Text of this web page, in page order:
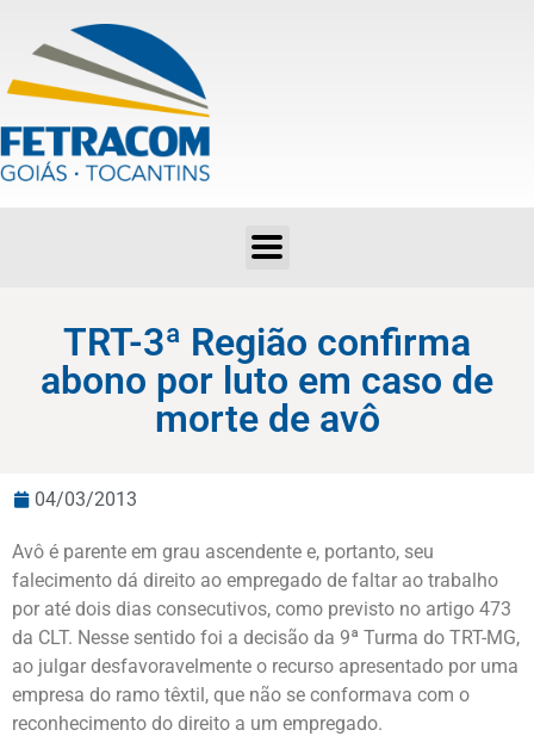
TRT-3ª Região confirma
abono por luto em caso de
morte de avô
04/03/2013
Avô é parente em grau ascendente e, portanto, seu
falecimento dá direito ao empregado de faltar ao trabalho
por até dois dias consecutivos, como previsto no artigo 473
da CLT. Nesse sentido foi a decisão da 9ª Turma do TRT-MG,
ao julgar desfavoravelmente o recurso apresentado por uma
empresa do ramo têxtil, que não se conformava com o
reconhecimento do direito a um empregado.